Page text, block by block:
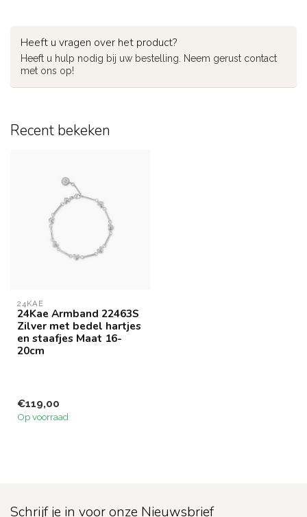
Heeft u vragen over het product?
Heeft u hulp nodig bij uw bestelling. Neem gerust contact
met ons op!
Recent bekeken
24KAE
24Kae Armband 22463S
Zilver met bedel hartjes
en staafjes Maat 16-
20cm
€119,00
Op voorraad
Schrijf je in voor onze Nieuwsbrief